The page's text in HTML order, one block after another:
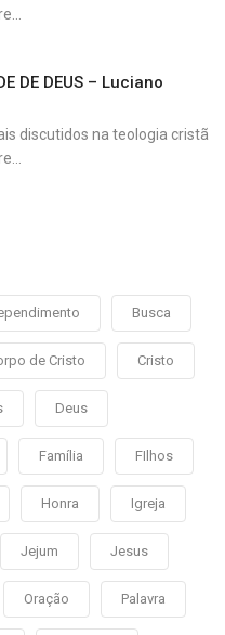
DE DEUS – Luciano
discutidos na teologia cristã
Busca
de Cristo Cristo
Deus
Família FIlhos
Honra Igreja
Jejum Jesus
Oração Palavra